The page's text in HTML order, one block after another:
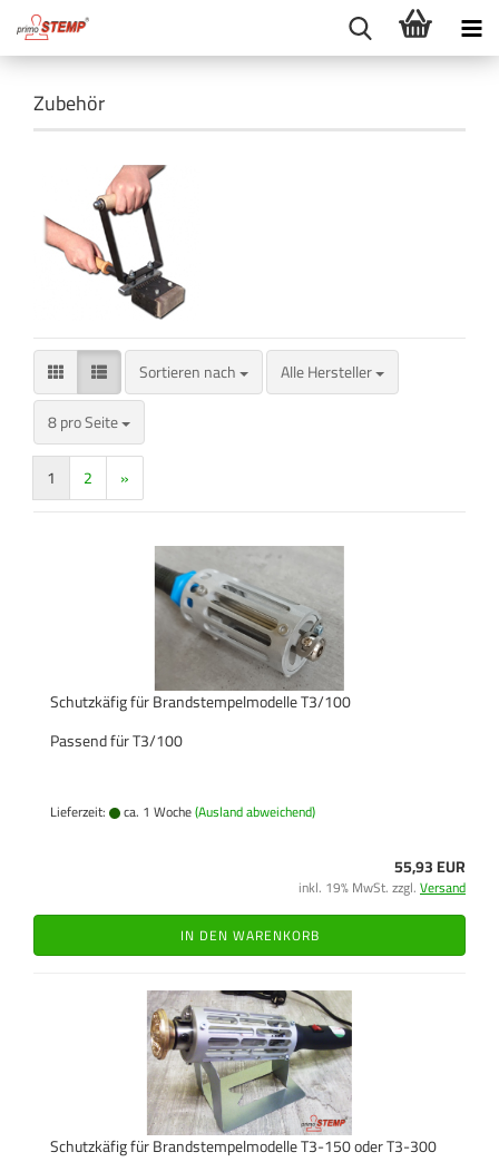
Zubehör
Sortieren nach
Sortieren nach
Alle Hersteller
8 pro Seite
pro Seite
1
2 »
Schutzkäfig für Brandstempelmodelle T3/100
Passend für T3/100
Lieferzeit: ca. 1 Woche(Ausland abweichend)
55,93 EUR
inkl. 19% MwSt. zzgl.Versand
IN DEN WARENKORB
Schutzkäfig für Brandstempelmodelle T3-150 oder T3-300